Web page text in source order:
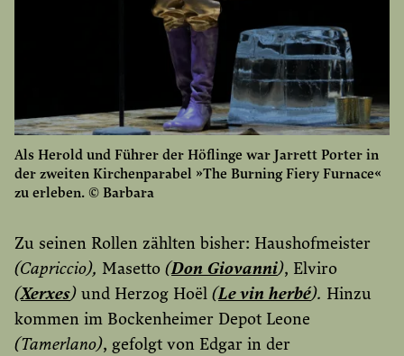
Als Herold und Führer der Höflinge war Jarrett Porter in
der zweiten Kirchenparabel »The Burning Fiery Furnace«
zu erleben. © Barbara
Zu seinen Rollen zählten bisher: Haushofmeister
(Capriccio), Masetto (Don Giovanni), Elviro
(Xerxes) und Herzog Hoël (Le vin herbé). Hinzu
kommen im Bockenheimer Depot Leone
(Tamerlano), gefolgt von Edgar in der